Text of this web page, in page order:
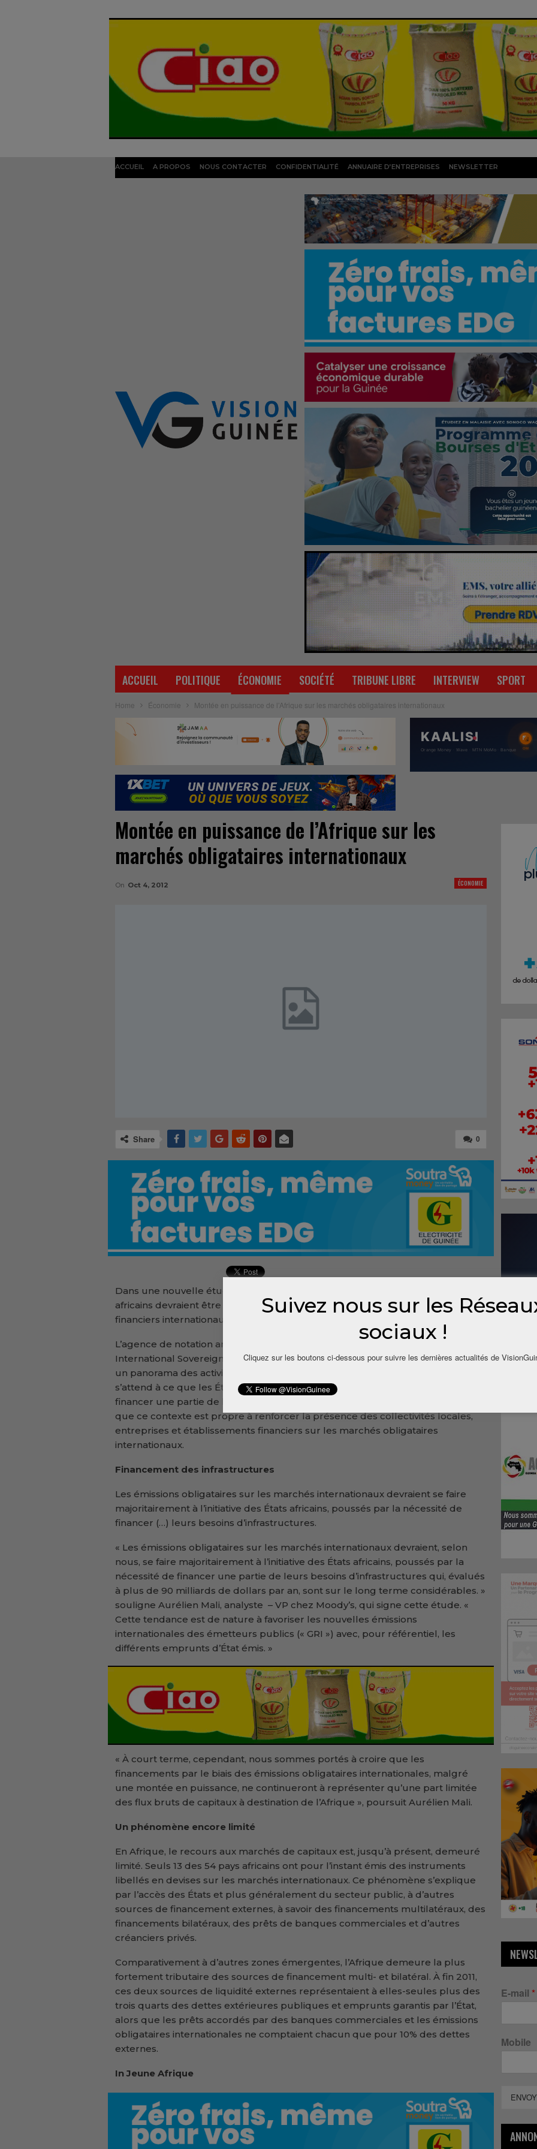
ACCUEIL A PROPOS NOUS CONTACTER CONFIDENTIALITÉ ANNUAIRE D’ENTREPRISES NEWSLETTER
ACCUEIL POLITIQUE ÉCONOMIE SOCIÉTÉ TRIBUNE LIBRE INTERVIEW SPORT
Home Économie Montée en puissance de l’Afrique sur les marchés obligataires internationaux
Montée en puissance de l’Afrique sur les
marchés obligataires internationaux
ÉCONOMIE
On Oct 4, 2012
0
Share
Dans une nouvelle étude, l’agence de notation Moody’s affirme que les pays
africains devraient être amenés à intensifier leur recours aux marchés
financiers internationaux à moyen et long termes.
L’agence de notation américaine vient de publier une étude intitulée «
International Sovereign Issuance in Africa 2012/2013 » dans laquelle elle dresse
un panorama des activités d’émissions à l’international de l’Afrique. Moody’s
s’attend à ce que les États africains émettent des euro-obligations pour
financer une partie de leurs besoins considérables en infrastructures et estime
que ce contexte est propre à renforcer la présence des collectivités locales,
entreprises et établissements financiers sur les marchés obligataires
internationaux.
Financement des infrastructures
Les émissions obligataires sur les marchés internationaux devraient se faire
majoritairement à l’initiative des États africains, poussés par la nécessité de
financer (…) leurs besoins d’infrastructures.
« Les émissions obligataires sur les marchés internationaux devraient, selon
nous, se faire majoritairement à l’initiative des États africains, poussés par la
nécessité de financer une partie de leurs besoins d’infrastructures qui, évalués
à plus de 90 milliards de dollars par an, sont sur le long terme considérables. »
souligne Aurélien Mali, analyste – VP chez Moody’s, qui signe cette étude. «
Cette tendance est de nature à favoriser les nouvelles émissions
internationales des émetteurs publics (« GRI ») avec, pour référentiel, les
différents emprunts d’État émis. »
« À court terme, cependant, nous sommes portés à croire que les
financements par le biais des émissions obligataires internationales, malgré
une montée en puissance, ne continueront à représenter qu’une part limitée
des flux bruts de capitaux à destination de l’Afrique », poursuit Aurélien Mali.
Un phénomène encore limité
En Afrique, le recours aux marchés de capitaux est, jusqu’à présent, demeuré
limité. Seuls 13 des 54 pays africains ont pour l’instant émis des instruments
libellés en devises sur les marchés internationaux. Ce phénomène s’explique
par l’accès des États et plus généralement du secteur public, à d’autres
sources de financement externes, à savoir des financements multilatéraux, des
financements bilatéraux, des prêts de banques commerciales et d’autres
créanciers privés.
Comparativement à d’autres zones émergentes, l’Afrique demeure la plus
fortement tributaire des sources de financement multi- et bilatéral. À fin 2011,
ces deux sources de liquidité externes représentaient à elles-seules plus des
trois quarts des dettes extérieures publiques et emprunts garantis par l’État,
alors que les prêts accordés par des banques commerciales et les émissions
obligataires internationales ne comptaient chacun que pour 10% des dettes
externes.
In Jeune Afrique
E-mail *
Mobile
Suivez nous sur les
sociaux !
Cliquez sur les boutons ci-dessous pour suivre les dernières actualités de